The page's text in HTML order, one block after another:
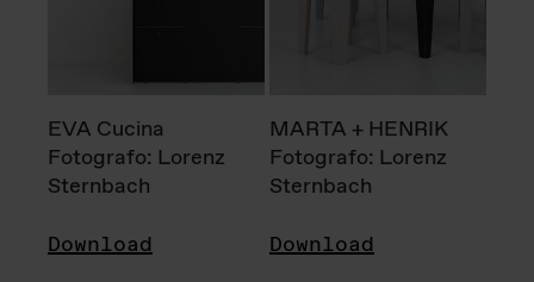
EVA Cucina
Fotografo: Lorenz
Sternbach
Download
MARTA + HENRIK
Fotografo: Lorenz
Sternbach
Download